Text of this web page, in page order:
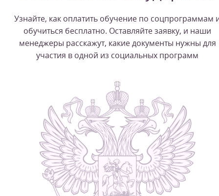
Узнайте, как оплатить обучение по соцпрограммам
обучиться бесплатно. Оставляйте заявку, и наши
менеджеры расскажут, какие документы нужны для
участия в одной из социальных программ